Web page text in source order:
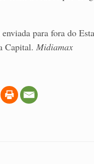
para fora do
Capital. Midiamax